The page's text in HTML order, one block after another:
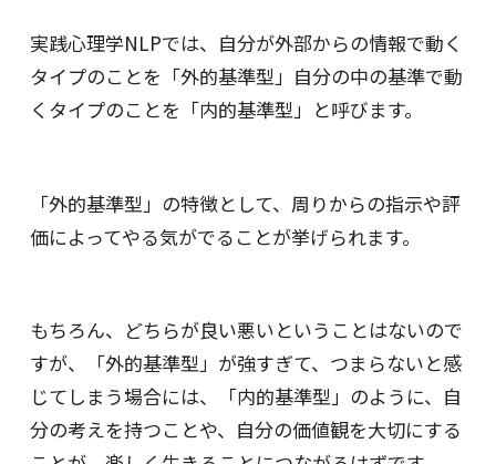
実践心理学NLPでは、自分が外部からの情報で動く
タイプのことを「外的基準型」自分の中の基準で動
くタイプのことを「内的基準型」と呼びます。
「外的基準型」の特徴として、周りからの指示や評
価によってやる気がでることが挙げられます。
もちろん、どちらが良い悪いということはないので
すが、「外的基準型」が強すぎて、つまらないと感
じてしまう場合には、「内的基準型」のように、自
分の考えを持つことや、自分の価値観を大切にする